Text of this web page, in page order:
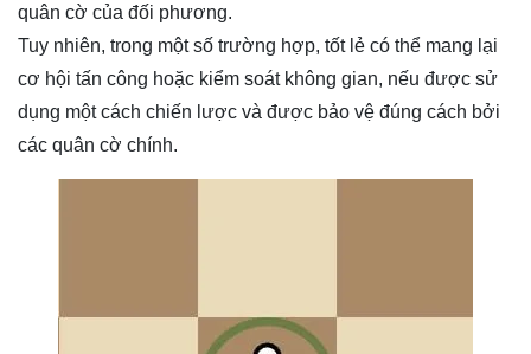
quân cờ của đối phương.
Tuy nhiên, trong một số trường hợp, tốt lẻ có thể mang lại
cơ hội tấn công hoặc kiểm soát không gian, nếu được sử
dụng một cách chiến lược và được bảo vệ đúng cách bởi
các quân cờ chính.